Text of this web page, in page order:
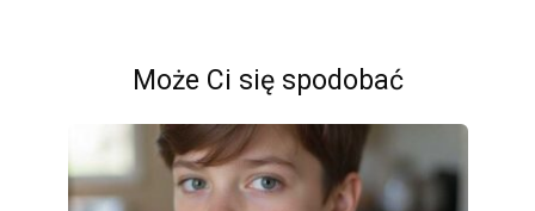
Może Ci się spodobać